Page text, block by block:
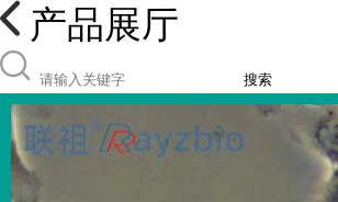
产品展厅
搜索